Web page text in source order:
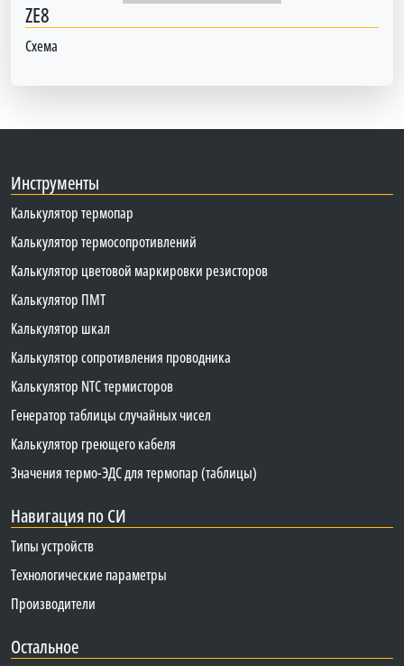
ZE8
Схема
Инструменты
Калькулятор термопар
Калькулятор термосопротивлений
Калькулятор цветовой маркировки резисторов
Калькулятор ПМТ
Калькулятор шкал
Калькулятор сопротивления проводника
Калькулятор NTC термисторов
Генератор таблицы случайных чисел
Калькулятор греющего кабеля
Значения термо-ЭДС для термопар (таблицы)
Навигация по СИ
Типы устройств
Технологические параметры
Производители
Остальное